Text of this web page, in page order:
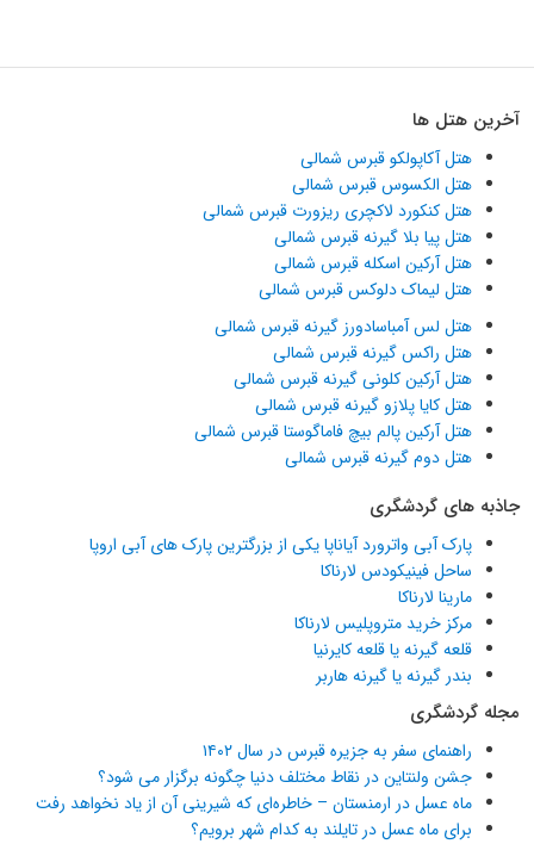
آخرین هتل ها
هتل آکاپولکو قبرس شمالی
هتل الکسوس قبرس شمالی
هتل کنکورد لاکچری ریزورت قبرس شمالی
هتل پیا بلا گیرنه قبرس شمالی
هتل آرکین اسکله قبرس شمالی
هتل لیماک دلوکس قبرس شمالی
هتل لس آمباسادورز گیرنه قبرس شمالی
هتل راکس گیرنه قبرس شمالی
هتل آرکین کلونی گیرنه قبرس شمالی
هتل کایا پلازو گیرنه قبرس شمالی
هتل آرکین پالم بیچ فاماگوستا قبرس شمالی
هتل دوم گیرنه قبرس شمالی
جاذبه های گردشگری
پارک آبی واترورد آیاناپا یکی از بزرگترین پارک های آبی اروپا
ساحل فینیکودس لارناکا
مارینا لارناکا
مرکز خرید متروپلیس لارناکا
قلعه گیرنه یا قلعه کایرنیا
بندر گیرنه یا گیرنه هاربر
مجله گردشگری
راهنمای سفر به جزیره قبرس در سال ۱۴۰۲
جشن ولنتاین در نقاط مختلف دنیا چگونه برگزار می شود؟
ماه عسل در ارمنستان – خاطره‌ای که شیرینی آن از یاد نخواهد رفت
برای ماه عسل در تایلند به کدام شهر برویم؟